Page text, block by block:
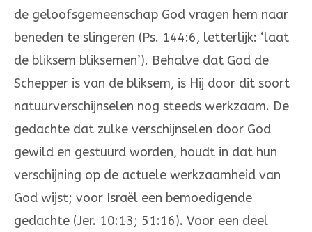
de geloofsgemeen­schap God vragen hem naar
beneden te slinge­ren (Ps. 144:6, let­terlijk: ‘laat
de bliksem blikse­men’). Behalve dat God de
Schepper is van de blik­sem, is Hij door dit soort
natuurverschijnse­len nog steeds werkzaam. De
gedachte dat zulke verschijnselen door God
gewild en gestuurd worden, houdt in dat hun
ver­schijning op de actuele werkzaamheid van
God wijst; voor Israël een bemoedi­gen­de
gedachte (Jer. 10:13; 51:16). Voor een deel